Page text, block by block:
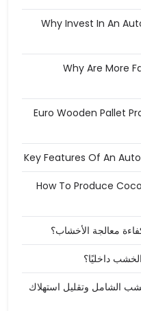
Why Invest In An
Why Are More
Euro Wooden Pallet
Key Features Of An
How To Produce
معالجة الأخشاب؟
داخليًا؟
الشامل وتقليل استهلاك